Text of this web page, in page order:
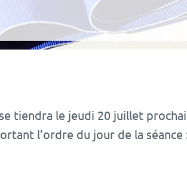
tiendra le jeudi 20 juillet
l’ordre du jour de la séance